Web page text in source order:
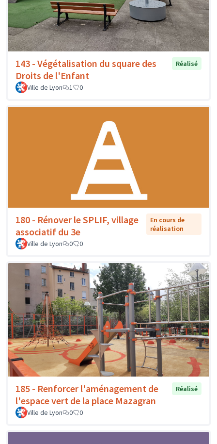
143 - Végétalisation du square des
Droits de l'Enfant
Réalisé
Ville de Lyon 1 0
180 - Rénover le SPLIF, village
associatif du 3e
En cours de
réalisation
Ville de Lyon
0 0
185 - Renforcer l'aménagement de
l'espace vert de la place Mazagran
Réalisé
Ville de Lyon 0 0